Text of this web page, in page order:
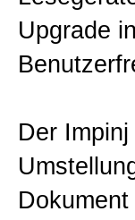
Upgrade
Der